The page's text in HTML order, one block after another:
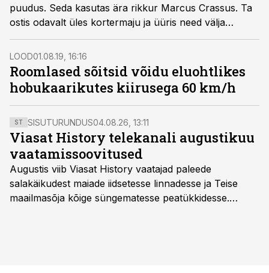
puudus. Seda kasutas ära rikkur Marcus Crassus. Ta
ostis odavalt üles kortermaju ja üüris need välja
vaestele. Eluolud nendes hoonetes olid jubedad ning
lausa eluohtlikud.
LOOD01.08.19, 16:16
Roomlased sõitsid võidu eluohtlikes
hobukaarikutes kiirusega 60 km/h
ST SISUTURUNDUS04.08.26, 13:11
Viasat History telekanali augustikuu
vaatamissoovitused
Augustis viib Viasat History vaatajad paleede
salakäikudest maiade iidsetesse linnadesse ja Teise
maailmasõja kõige süngematesse peatükkidesse.